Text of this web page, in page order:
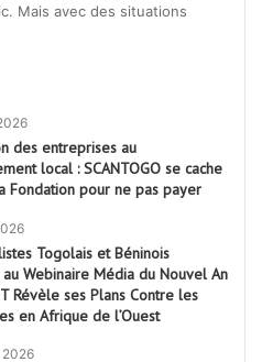
Mais avec des situations
des entreprises au
local : SCANTOGO se cache
Fondation pour ne pas payer
Togolais et Béninois
Webinaire Média du Nouvel An
Révèle ses Plans Contre les
en Afrique de l’Ouest